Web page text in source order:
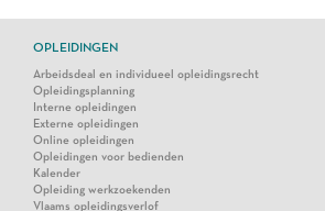
OPLEIDINGEN
Arbeidsdeal en individueel opleidingsrecht
Opleidingsplanning
Interne opleidingen
Externe opleidingen
Online opleidingen
Opleidingen voor bedienden
Kalender
Opleiding werkzoekenden
Vlaams opleidingsverlof